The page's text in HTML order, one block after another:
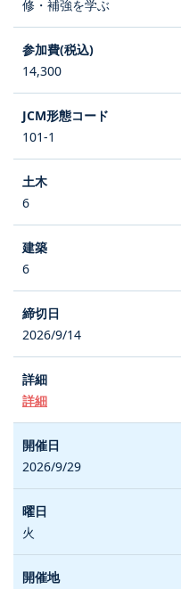
修・補強を学ぶ
14,300
101-1
6
6
2026/9/14
詳細
2026/9/29
火